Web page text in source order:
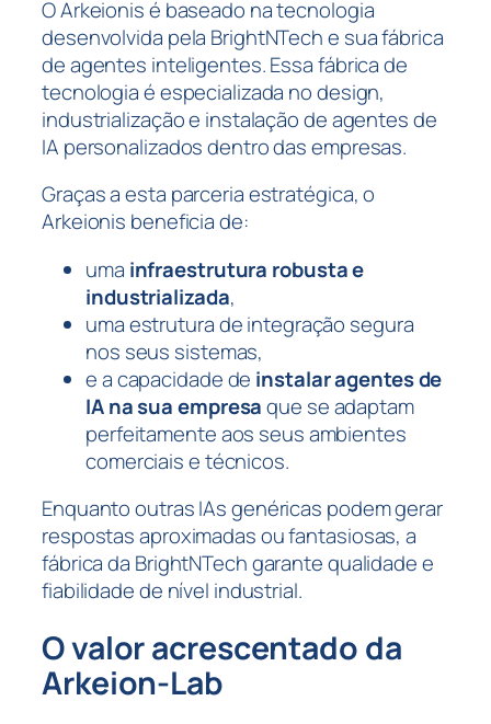
O Arkeionis é baseado na tecnologia
desenvolvida pela BrightNTech e sua fábrica
de agentes inteligentes. Essa fábrica de
tecnologia é especializada no design,
industrialização e instalação de agentes de
IA personalizados dentro das empresas.
Graças a esta parceria estratégica, o
Arkeionis beneficia de:
uma infraestrutura robusta e
industrializada,
uma estrutura de integração segura
nos seus sistemas,
e a capacidade de instalar agentes de
IA na sua empresaque se adaptam
perfeitamente aos seus ambientes
comerciais e técnicos.
Enquanto outras IAs genéricas podem gerar
respostas aproximadas ou fantasiosas, a
fábrica da BrightNTech garante qualidade e
fiabilidade de nível industrial.
O valor acrescentado da
Arkeion-Lab